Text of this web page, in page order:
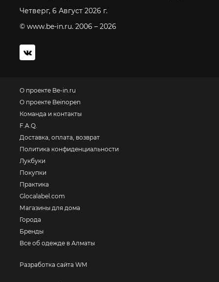
Четверг, 6 Август 2026 г.
© www.be-in.ru. 2006 – 2026
О проекте Be-in.ru
О проекте Beinopen
Команда и контакты
F.A.Q.
Доставка, оплата, возврат
Политика конфиденциальности
Лукбуки
Покупки
Практика
Glocalabel.com
Магазины для дома
Города
Бренды
Все об одежде в Алматы
Разработка сайта WM